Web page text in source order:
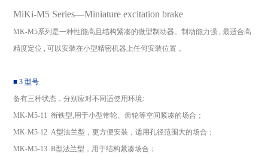
MiKi-M5 Series—Miniature excitation brake
MK-M5系列是一种性能高且结构紧凑的微型制动器。制动能力强 , 最适合高
精度定位 , 可以安装在小型精密机器上任何安装位置 。
■ 3 型号
备有三种状态，分别应对不同适使用环境:
MK-M5-11 衔铁型,用于小型带轮、齿轮等空间紧凑的场合；
MK-M5-12 A型法兰型，更方便安装，适用孔径范围大的场合；
MK-M5-13 B型法兰型，用于结构紧凑场合；